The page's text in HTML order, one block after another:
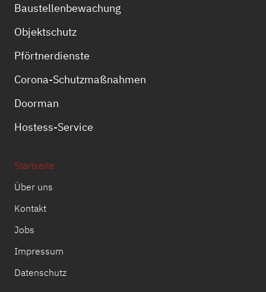
Baustellenbewachung
Objektschutz
Pförtnerdienste
Corona-Schutzmaßnahmen
Doorman
Hostess-Service
Startseite
Über uns
Kontakt
Jobs
Impressum
Datenschutz